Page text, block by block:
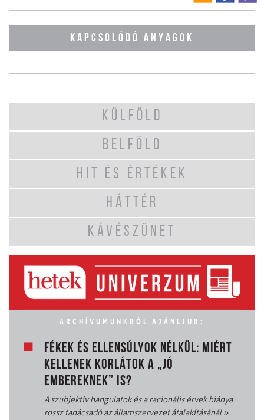
KAPCSOLÓDÓ ANYAGOK
KÜLFÖLD
BELFÖLD
HIT ÉS ÉRTÉKEK
HÁTTÉR
KÁVÉSZÜNET
ARCHÍVUMUNKBÓL AJÁNLJUK:
FÉKEK ÉS ELLENSÚLYOK NÉLKÜL: MIÉRT
KELLENEK KORLÁTOK A „JÓ
EMBEREKNEK” IS?
A szubjektív hangulatok és a racionális érvek hiánya
rossz tanácsadó az államszervezet átalakításánál»